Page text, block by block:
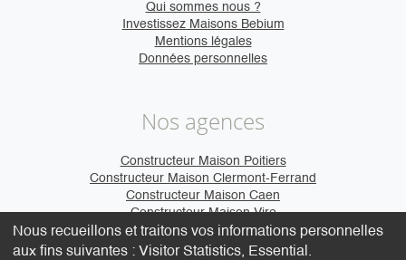
Qui sommes nous ?
Investissez Maisons Bebium
Mentions légales
Données personnelles
Nos agences
Constructeur Maison Poitiers
Constructeur Maison Clermont-Ferrand
Constructeur Maison Caen
Constructeur Maison Vire
Nous recueillons et traitons vos informations personnelles
aux fins suivantes : Visitor Statistics, Essential .